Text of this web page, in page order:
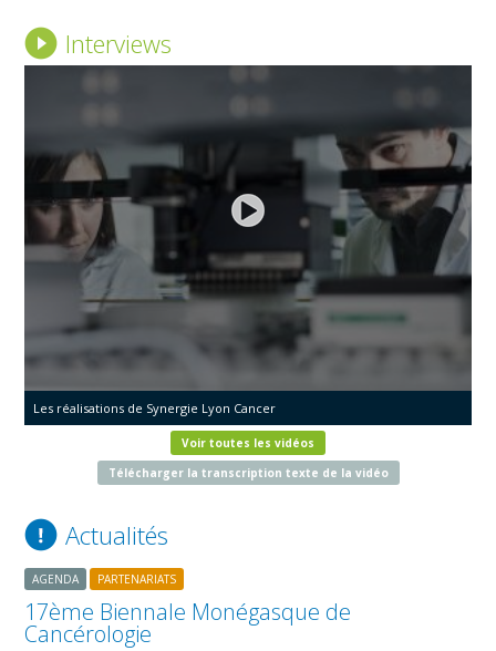
Interviews
Les réalisations de Synergie Lyon Cancer
Voir toutes les vidéos
Télécharger la transcription texte de la vidéo
Actualités
AGENDA PARTENARIATS
17ème Biennale Monégasque de
Cancérologie